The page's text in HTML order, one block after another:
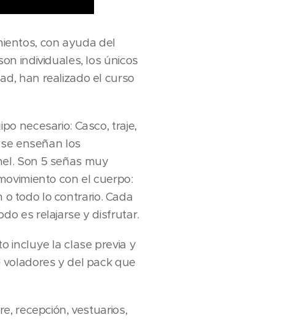
con ayuda del
individuales, los únicos
han realizado el curso
necesario: Casco, traje,
enseñan los
Son 5 señas muy
con el cuerpo:
todo lo contrario. Cada
es relajarse y disfrutar.
incluye la clase previa y
y del pack que
recepción, vestuarios,